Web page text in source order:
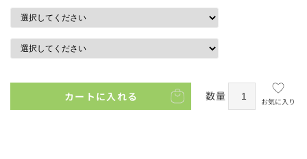
数量
カートに入れる お気に入り